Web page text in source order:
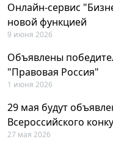
Онлайн-сервис
новой функцией
9 июня 2026
Объявлены
"Правовая Россия"
1 июня 2026
29 мая будут
Всероссийского
27 мая 2026